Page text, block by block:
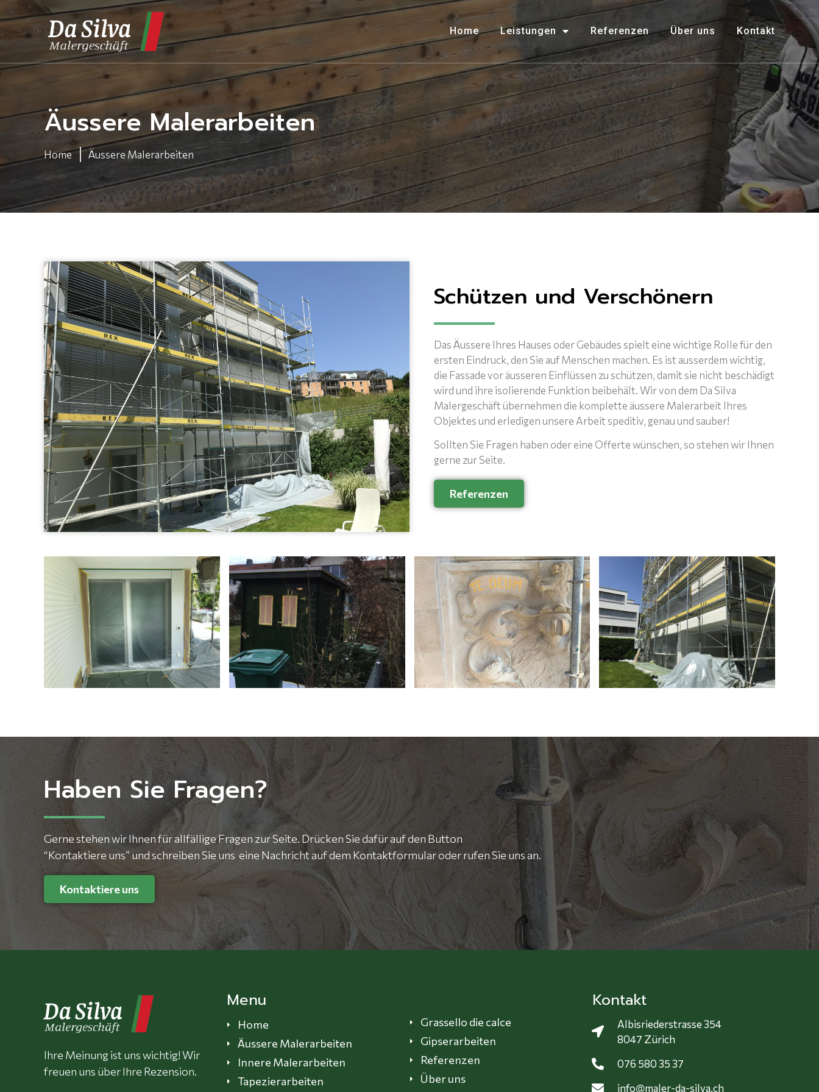
Home Leistungen Referenzen Über uns Kontakt
Äussere Malerarbeiten
Home Äussere Malerarbeiten
Schützen und Verschönern
Das Äussere Ihres Hauses oder Gebäudes spielt eine wichtige Rolle für den
ersten Eindruck, den Sie auf Menschen machen. Es ist ausserdem wichtig,
die Fassade vor äusseren Einflüssen zu schützen, damit sie nicht beschädigt
wird und ihre isolierende Funktion beibehält. Wir von dem Da Silva
Malergeschäft übernehmen die komplette äussere Malerarbeit Ihres
Objektes und erledigen unsere Arbeit speditiv, genau und sauber!
Sollten Sie Fragen haben oder eine Offerte wünschen, so stehen wir Ihnen
gerne zur Seite.
Referenzen
Haben Sie Fragen?
Gerne stehen wir Ihnen für allfällige Fragen zur Seite. Drücken Sie dafür auf den Button
“Kontaktiere uns” und schreiben Sie uns eine Nachricht auf dem Kontaktformular oder rufen Sie uns an.
Kontaktiere uns
Ihre Meinung ist uns wichtig! Wir
freuen uns über Ihre Rezension.
Menu
Home
Äussere Malerarbeiten
Innere Malerarbeiten
Tapezierarbeiten
Grassello die calce
Gipserarbeiten
Referenzen
Über uns
Kontakt
Albisriederstrasse 354
8047 Zürich
076 580 35 37
info@maler-da-silva.ch